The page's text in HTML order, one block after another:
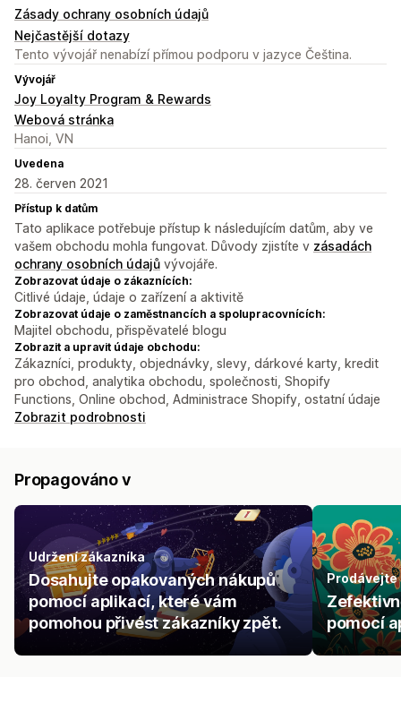
Zásady ochrany osobních údajů
Nejčastější dotazy
Tento vývojář nenabízí přímou podporu v jazyce Čeština.
Vývojář
Joy Loyalty Program & Rewards
Webová stránka
Hanoi, VN
Uvedena
28. červen 2021
Přístup k datům
Tato aplikace potřebuje přístup k následujícím datům, aby ve
vašem obchodu mohla fungovat. Důvody zjistíte v zásadách
ochrany osobních údajů vývojáře.
Zobrazovat údaje o zákaznících:
Citlivé údaje, údaje o zařízení a aktivitě
Zobrazovat údaje o zaměstnancích a spolupracovnících:
Majitel obchodu, přispěvatelé blogu
Zobrazit a upravit údaje obchodu:
Zákazníci, produkty, objednávky, slevy, dárkové karty, kredit
pro obchod, analytika obchodu, společnosti, Shopify
Functions, Online obchod, Administrace Shopify, ostatní údaje
Zobrazit podrobnosti
Propagováno v
Udržení zákazníka
Dosahujte opakovaných nákupů
pomocí aplikací, které vám
pomohou přivést zákazníky zpět.
Prodávejte
pomocí